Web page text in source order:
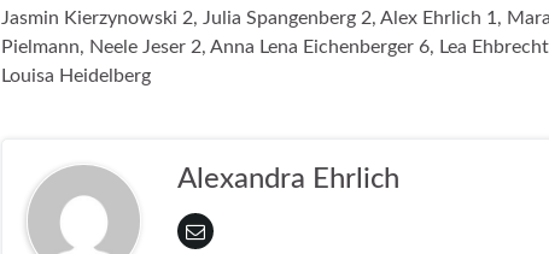
Jasmin Kierzynowski 2, Julia Spangenberg 2, Alex Ehrlich 1, Mara
Pielmann, Neele Jeser 2, Anna Lena Eichenberger 6, Lea
Louisa Heidelberg
Alexandra Ehrlich